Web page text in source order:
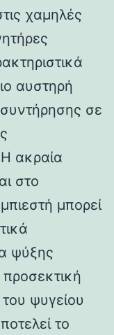
χαμηλές
αυστηρή
σε
ακραία
στο
μπορεί
ψύξης
ψυγείου
το